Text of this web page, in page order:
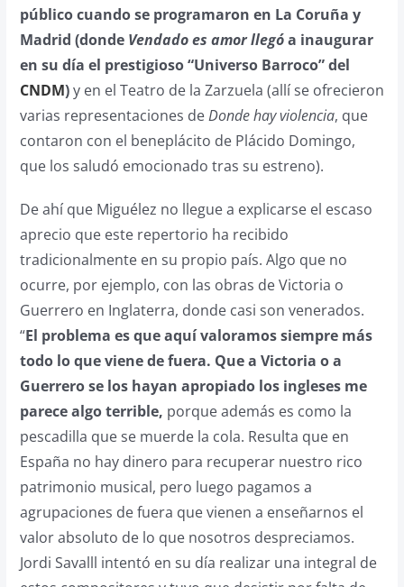
público cuando se programaron en La Coruña y
Madrid (donde Vendado es amor llegóa inaugurar
en su día el prestigioso “Universo Barroco” del
CNDM)y en el Teatro de la Zarzuela (allí se ofrecieron
varias representaciones deDonde hay violencia, que
contaron con el beneplácito de Plácido Domingo,
que los saludó emocionado tras su estreno).
De ahí que Miguélez no llegue a explicarse el escaso
aprecio que este repertorio ha recibido
tradicionalmente en su propio país. Algo que no
ocurre, por ejemplo, con las obras de Victoria o
Guerrero en Inglaterra, donde casi son venerados.
“El problema es que aquí valoramos siempre más
todo lo que viene de fuera. Que a Victoria o a
Guerrero se los hayan apropiado los ingleses me
parece algo terrible, porque además es como la
pescadilla que se muerde la cola. Resulta que en
España no hay dinero para recuperar nuestro rico
patrimonio musical, pero luego pagamos a
agrupaciones de fuera que vienen a enseñarnos el
valor absoluto de lo que nosotros despreciamos.
Jordi Savalll intentó en su día realizar una integral de